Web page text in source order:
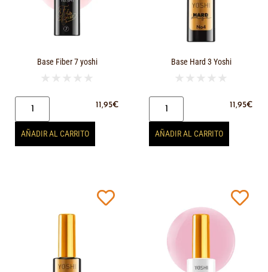
Base Fiber 7 yoshi
★ ★ ★ ★ ★
11,95€
AÑADIR AL CARRITO
Base Hard 3 Yoshi
★ ★ ★ ★ ★
11,95€
AÑADIR AL CARRITO